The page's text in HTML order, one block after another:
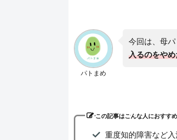
パトまめ
今回は、母
入るのをや
この記事はこんな人におすすめ
重度知的障害など